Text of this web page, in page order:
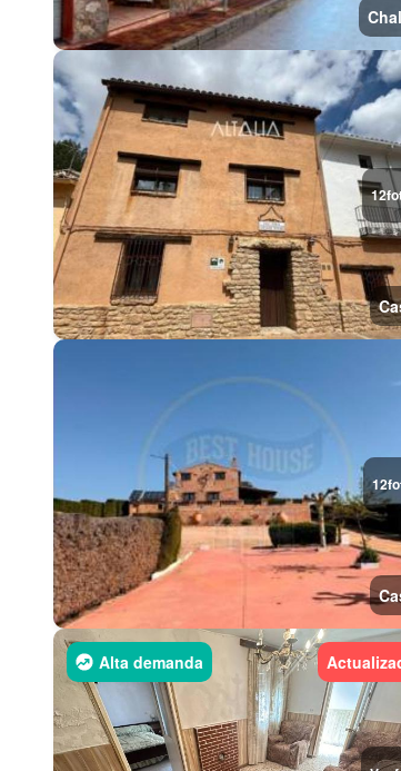
12
12
Alta demanda